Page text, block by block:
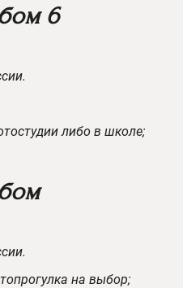
6
либо в школе;
на выбор;